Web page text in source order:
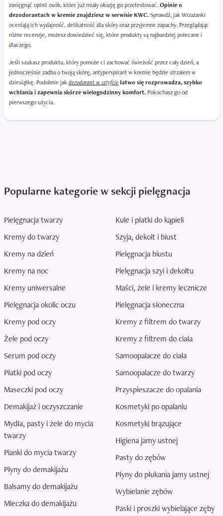
zasięgnąć opinii osób, które już miały okazję go przetestować. Opinie o
dezodorantach w kremie znajdziesz w serwisie KWC.Sprawdź, jak Wizażanki
oceniają ich wydajność, delikatność dla skóry oraz przyjemne zapachy. Przeglądając
różne recenzje, możesz dowiedzieć się, które produkty są najbardziej polecane i
dlaczego.
Jeśli szukasz produktu, który pomoże ci zachować świeżość przez cały dzień, a
jednocześnie zadba o twoją skórę, antyperspirant w kremie będzie strzałem w
dziesiątkę. Podobnie jak dezodorant w sztyfciełatwo się rozprowadza, szybko
wchłania i zapewnia skórze wielogodzinny komfort. Pokochasz go od
pierwszego użycia.
Popularne kategorie w sekcji pielęgnacja
Pielęgnacja twarzy
Kremy do twarzy
Kremy na dzień
Kremy na noc
Kremy uniwersalne
Pielęgnacja okolic oczu
Kremy pod oczy
Żele pod oczy
Serum pod oczy
Płatki pod oczy
Maseczki pod oczy
Demakijaż i oczyszczanie
Mydła, pasty i żele do mycia
twarzy
Pianki do mycia twarzy
Płyny do demakijażu
Balsamy do demakijażu
Mleczka do demakijażu
Kule i płatki do kąpieli
Szyja, dekolt i biust
Pielęgnacja biustu
Pielęgnacja szyi i dekoltu
Maści, żele i kremy lecznicze
Pielęgnacja słoneczna
Kremy z filtrem do twarzy
Kremy z filtrem do ciała
Samoopalacze do ciała
Samoopalacze do twarzy
Przyspieszacze do opalania
Kosmetyki po opalaniu
Kosmetyki brązujące
Higiena jamy ustnej
Pasty do zębów
Płyny do płukania jamy ustnej
Wybielanie zębów
Paski i proszki wybielające zęby